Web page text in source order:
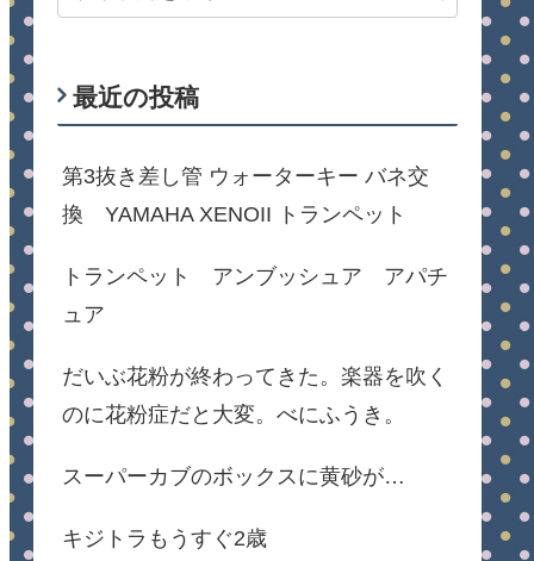
最近の投稿
第3抜き差し管 ウォーターキー バネ交
換 YAMAHA XENOII トランペット
トランペット アンブッシュア アパチ
ュア
だいぶ花粉が終わってきた。楽器を吹く
のに花粉症だと大変。べにふうき。
スーパーカブのボックスに黄砂が…
キジトラもうすぐ2歳